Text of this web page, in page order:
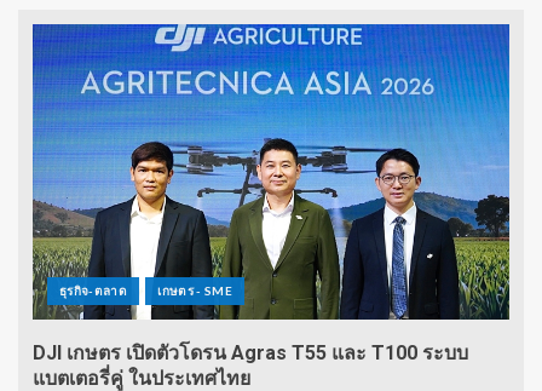
ธุรกิจ-ตลาด เกษตร - SME
DJI เกษตร เปิดตัวโดรน Agras T55 และ T100 ระบบ
แบตเตอรี่คู่ ในประเทศไทย